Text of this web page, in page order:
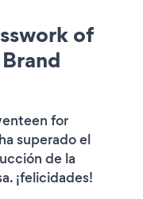
of
for
superado el
de la
¡felicidades!